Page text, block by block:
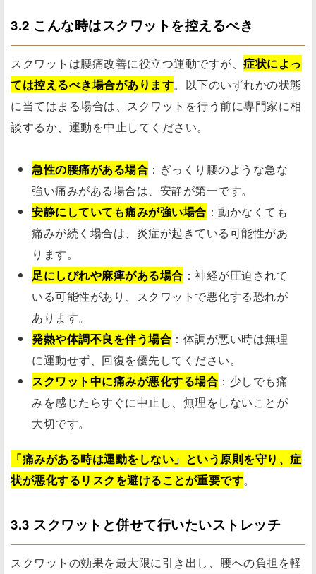
3.2 こんな時はスクワットを控えるべき
スクワットは腰痛改善に役立つ運動ですが、 症状によっ
ては控えるべき場合があります。以下のいずれかの状態
に当てはまる場合は、スクワットを行う前に専門家に相
談するか、運動を中止してください。
急性の腰痛がある場合 ：ぎっくり腰のような急な
強い痛みがある場合は、安静が第一です。
安静にしていても痛みが強い場合 ：動かなくても
痛みが続く場合は、炎症が起きている可能性があ
ります。
足にしびれや麻痺がある場合 ：神経が圧迫されて
いる可能性があり、スクワットで悪化する恐れが
あります。
発熱や体調不良を伴う場合 ：体調が悪い時は無理
に運動せず、回復を優先してください。
スクワット中に痛みが悪化する場合 ：少しでも痛
みを感じたらすぐに中止し、無理をしないことが
大切です。
「痛みがある時は運動をしない」という原則を守り、症
状が悪化するリスクを避けることが重要です。
3.3 スクワットと併せて行いたいストレッチ
スクワットの効果を最大限に引き出し、腰への負担を軽